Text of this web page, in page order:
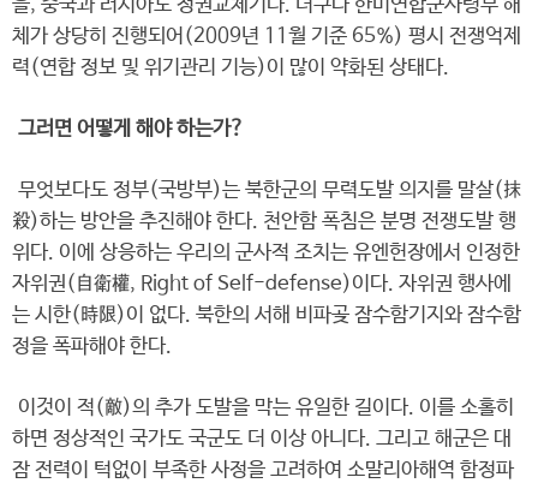
을, 중국과 러시아도 정권교체기다. 더구나 한미연합군사령부 해
체가 상당히 진행되어(2009년 11월 기준 65%) 평시 전쟁억제
력(연합 정보 및 위기관리 기능)이 많이 약화된 상태다.
그러면 어떻게 해야 하는가?
무엇보다도 정부(국방부)는 북한군의 무력도발 의지를 말살(抹
殺)하는 방안을 추진해야 한다. 천안함 폭침은 분명 전쟁도발 행
위다. 이에 상응하는 우리의 군사적 조치는 유엔헌장에서 인정한
자위권(自衛權, Right of Self-defense)이다. 자위권 행사에
는 시한(時限)이 없다. 북한의 서해 비파곶 잠수함기지와 잠수함
정을 폭파해야 한다.
이것이 적(敵)의 추가 도발을 막는 유일한 길이다. 이를 소홀히
하면 정상적인 국가도 국군도 더 이상 아니다. 그리고 해군은 대
잠 전력이 턱없이 부족한 사정을 고려하여 소말리아해역 함정파